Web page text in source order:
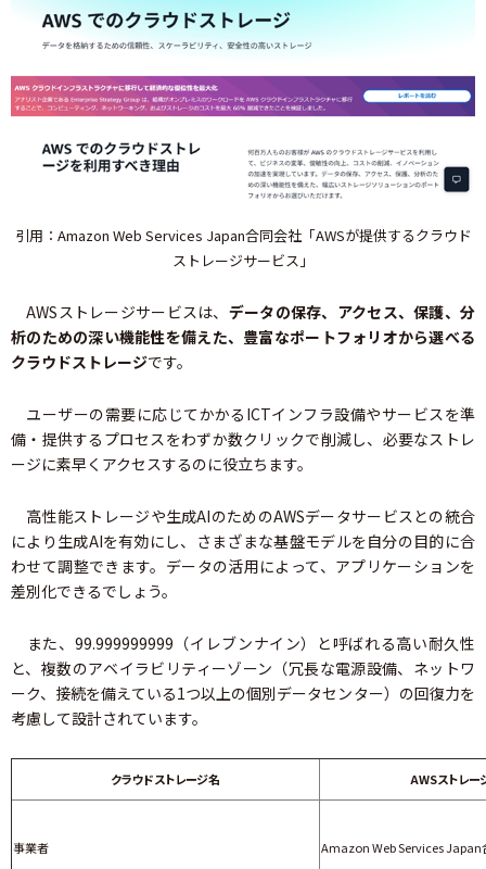
引用：Amazon Web Services Japan合同会社「AWSが提供するクラウド
ストレージサービス」
AWSストレージサービスは、 データの保存、アクセス、保護、分
析のための深い機能性を備えた、豊富なポートフォリオから選べる
クラウドストレージです。
ユーザーの需要に応じてかかるICTインフラ設備やサービスを準
備・提供するプロセスをわずか数クリックで削減し、必要なストレ
ージに素早くアクセスするのに役立ちます。
高性能ストレージや生成AIのためのAWSデータサービスとの統合
により生成AIを有効にし、さまざまな基盤モデルを自分の目的に合
わせて調整できます。データの活用によって、アプリケーションを
差別化できるでしょう。
また、99.999999999（イレブンナイン）と呼ばれる高い耐久性
と、複数のアベイラビリティーゾーン（冗長な電源設備、ネットワ
ーク、接続を備えている1つ以上の個別データセンター）の回復力を
考慮して設計されています。
クラウドストレージ名 AWSストレー
事業者 Amazon Web Services Japan